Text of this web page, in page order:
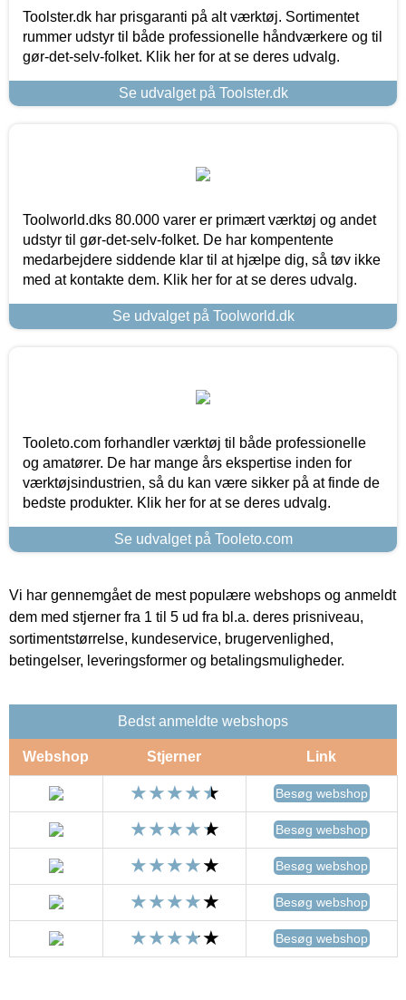
Toolster.dk har prisgaranti på alt værktøj. Sortimentet
rummer udstyr til både professionelle håndværkere og til
gør-det-selv-folket. Klik her for at se deres udvalg.
Se udvalget på Toolster.dk
Toolworld.dks 80.000 varer er primært værktøj og andet
udstyr til gør-det-selv-folket. De har kompentente
medarbejdere siddende klar til at hjælpe dig, så tøv ikke
med at kontakte dem. Klik her for at se deres udvalg.
Se udvalget på Toolworld.dk
Tooleto.com forhandler værktøj til både professionelle
og amatører. De har mange års ekspertise inden for
værktøjsindustrien, så du kan være sikker på at finde de
bedste produkter. Klik her for at se deres udvalg.
Se udvalget på Tooleto.com
Vi har gennemgået de mest populære webshops og anmeldt
dem med stjerner fra 1 til 5 ud fra bl.a. deres prisniveau,
sortimentstørrelse, kundeservice, brugervenlighed,
betingelser, leveringsformer og betalingsmuligheder.
Bedst anmeldte webshops
Webshop Stjerner Link
Besøg webshop
Besøg webshop
Besøg webshop
Besøg webshop
Besøg webshop